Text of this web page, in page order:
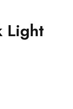
Light